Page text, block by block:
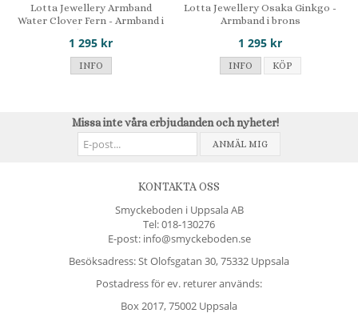
Lotta Jewellery Armband
Water Clover Fern - Armband i
brons
1 295 kr
INFO
Lotta Jewellery Osaka Ginkgo -
Armband i brons
1 295 kr
INFO KÖP
Missa inte våra erbjudanden och nyheter!
ANMÄL MIG
KONTAKTA OSS
Smyckeboden i Uppsala AB
Tel:018-130276
E-post: info@smyckeboden.se
Besöksadress: St Olofsgatan 30, 75332 Uppsala
Postadress för ev. returer används:
Box 2017, 75002 Uppsala